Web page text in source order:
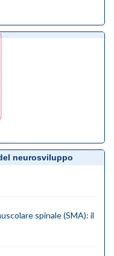
neurosviluppo
spinale (SMA): il